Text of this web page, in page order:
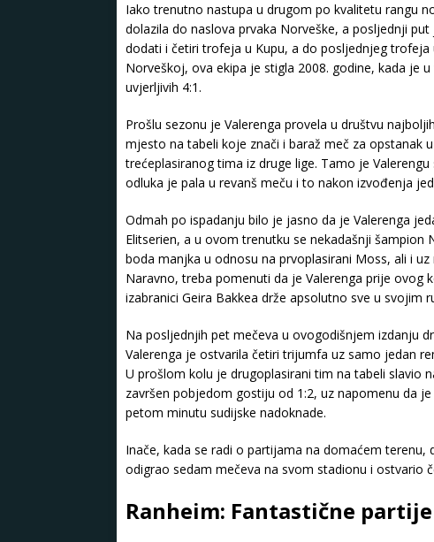
Iako trenutno nastupa u drugom po kvalitetu rangu
dolazila do naslova prvaka Norveške, a posljednji
dodati i četiri trofeja u Kupu, a do posljednjeg
Norveškoj, ova ekipa je stigla 2008. godine, kada je
uvjerljivih 4:1.
Prošlu sezonu je Valerenga provela u društvu
mjesto na tabeli koje znači i baraž meč za
trećeplasiranog tima iz druge lige. Tamo je
odluka je pala u revanš meču i to nakon izvođenja
Odmah po ispadanju bilo je jasno da je Valerenga
Elitserien, a u ovom trenutku se nekadašnji
boda manjka u odnosu na prvoplasirani Moss, ali i
Naravno, treba pomenuti da je Valerenga prije ovog
izabranici Geira Bakkea drže apsolutno sve u svojim
Na posljednjih pet mečeva u ovogodišnjem izdanju
Valerenga je ostvarila četiri trijumfa uz samo jedan
U prošlom kolu je drugoplasirani tim na tabeli slavio
završen pobjedom gostiju od 1:2, uz napomenu da
petom minutu sudijske nadoknade.
Inače, kada se radi o partijama na domaćem terenu,
odigrao sedam mečeva na svom stadionu i ostvario
Ranheim: Fantastične